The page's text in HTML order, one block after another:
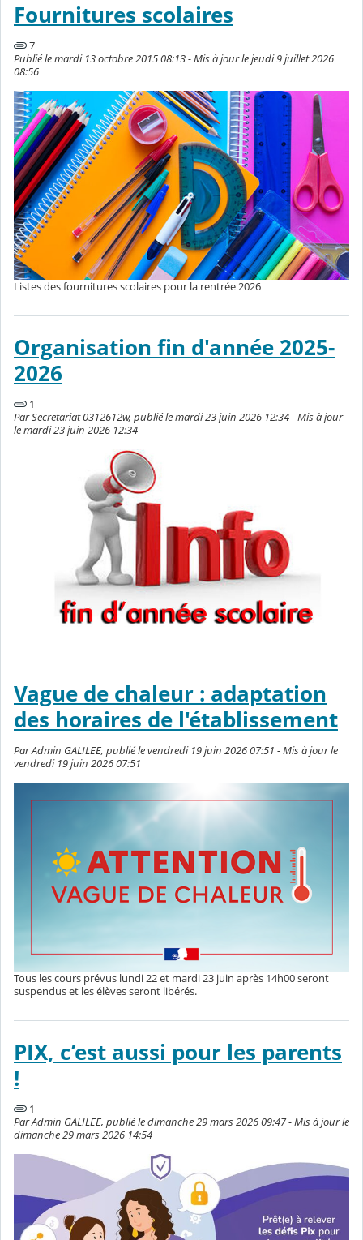
Fournitures scolaires
7
Publié le mardi 13 octobre 2015 08:13 - Mis à jour le jeudi 9 juillet 2026
08:56
Listes des fournitures scolaires pour la rentrée 2026
Organisation fin d'année 2025-
2026
1
Par Secretariat 0312612w, publié le mardi 23 juin 2026 12:34 - Mis à jour
le mardi 23 juin 2026 12:34
Vague de chaleur : adaptation
des horaires de l'établissement
Par Admin GALILEE, publié le vendredi 19 juin 2026 07:51 - Mis à jour le
vendredi 19 juin 2026 07:51
Tous les cours prévus lundi 22 et mardi 23 juin après 14h00 seront
suspendus et les élèves seront libérés.
PIX, c’est aussi pour les parents
!
1
Par Admin GALILEE, publié le dimanche 29 mars 2026 09:47 - Mis à jour le
dimanche 29 mars 2026 14:54